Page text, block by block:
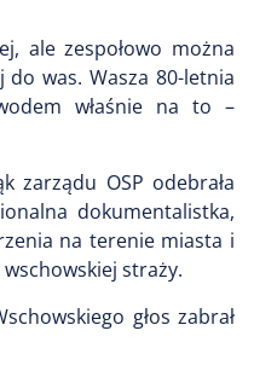
ale zespołowo można
do was. Wasza 80-letnia
właśnie na to –
zarządu OSP odebrała
dokumentalistka,
na terenie miasta i
straży.
głos zabrał